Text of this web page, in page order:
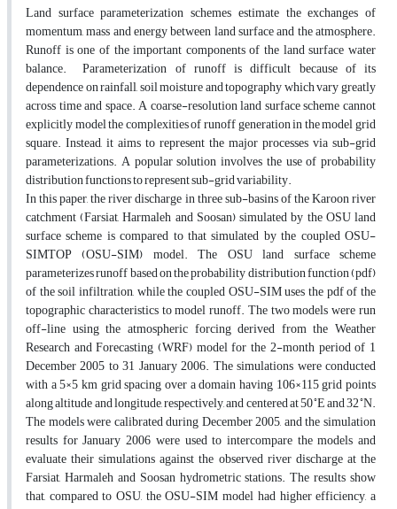
Land surface parameterization schemes estimate the exchanges of
momentum, mass and energy between land surface and the atmosphere.
Runoff is one of the important components of the land surface water
balance. Parameterization of runoff is difficult because of its
dependence on rainfall, soil moisture and topography which vary greatly
across time and space. A coarse-resolution land surface scheme cannot
explicitly model the complexities of runoff generation in the model grid
square. Instead, it aims to represent the major processes via sub-grid
parameterizations. A popular solution involves the use of probability
distribution functions to represent sub-grid variability.
In this paper, the river discharge in three sub-basins of the Karoon river
catchment (Farsiat, Harmaleh and Soosan) simulated by the OSU land
surface scheme is compared to that simulated by the coupled OSU-
SIMTOP (OSU-SIM) model. The OSU land surface scheme
parameterizes runoff based on the probability distribution function (pdf)
of the soil infiltration, while the coupled OSU-SIM uses the pdf of the
topographic characteristics to model runoff. The two models were run
off-line using the atmospheric forcing derived from the Weather
Research and Forecasting (WRF) model for the 2-month period of 1
December 2005 to 31 January 2006. The simulations were conducted
with a 5×5 km grid spacing over a domain having 106×115 grid points
along altitude and longitude, respectively, and centered at 50◦E and 32◦N.
The models were calibrated during December 2005, and the simulation
results for January 2006 were used to intercompare the models and
evaluate their simulations against the observed river discharge at the
Farsiat, Harmaleh and Soosan hydrometric stations. The results show
that, compared to OSU, the OSU-SIM model had higher efficiency, a